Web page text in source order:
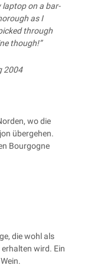
lap­top on a bar­
as I
through
though!”
2004
wo die
über­ge­hen.
Bour­go­gne
die wohl als
wird. Ein